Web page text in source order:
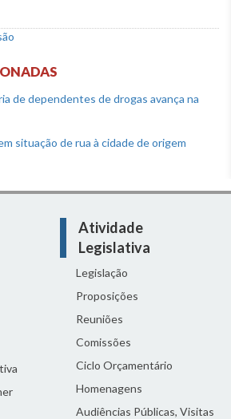
de dependentes de drogas avança na
situação de rua à cidade de origem
Atividade
Legislativa
Legislação
Proposições
Reuniões
Comissões
Ciclo Orçamentário
Homenagens
Audiências Públicas, Visitas